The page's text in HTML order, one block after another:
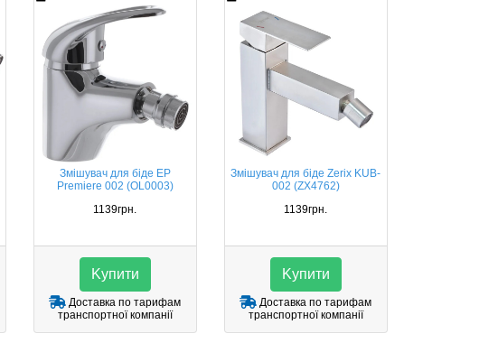
Змішувач для біде EP
Premiere 002 (OL0003)
1139грн.
Kупити
Доставка по тарифам
транспортної компанії
Змішувач для біде Zerix KUB-
002 (ZX4762)
1139грн.
Kупити
Доставка по тарифам
транспортної компанії